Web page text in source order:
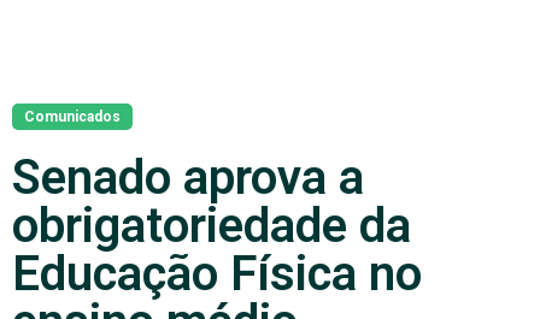
Comunicados
Senado aprova a
obrigatoriedade da
Educação Física no